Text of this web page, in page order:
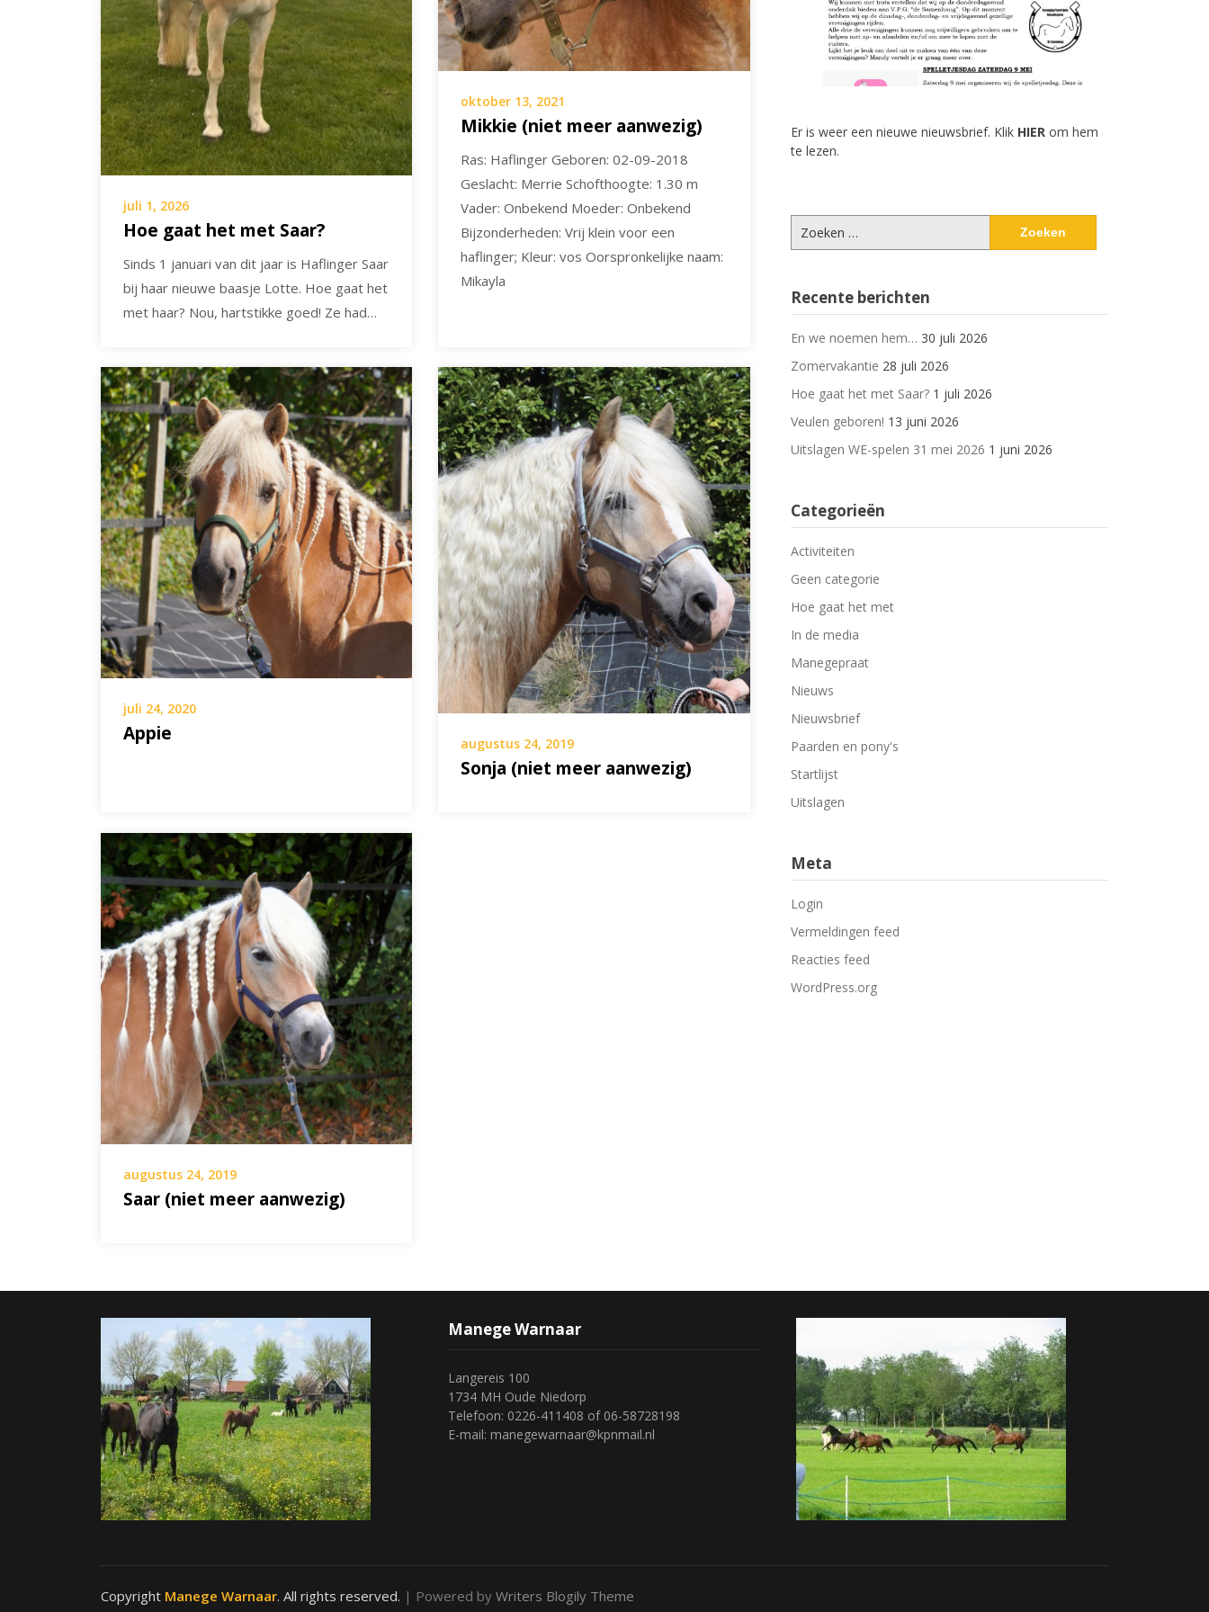
juli 1, 2026
Hoe gaat het met Saar?
Sinds 1 januari van dit jaar is Haflinger Saar
bij haar nieuwe baasje Lotte. Hoe gaat het
met haar? Nou, hartstikke goed! Ze had…
oktober 13, 2021
Mikkie (niet meer aanwezig)
Ras: Haflinger Geboren: 02-09-2018
Geslacht: Merrie Schofthoogte: 1.30 m
Vader: Onbekend Moeder: Onbekend
Bijzonderheden: Vrij klein voor een
haflinger; Kleur: vos Oorspronkelijke naam:
Mikayla
juli 24, 2020
Appie augustus 24, 2019
Sonja (niet meer aanwezig)
augustus 24, 2019
Saar (niet meer aanwezig)
Er is weer een nieuwe nieuwsbrief. Klik HIER om hem
te lezen.
naar:
Recente berichten
En we noemen hem… 30 juli 2026
Zomervakantie 28 juli 2026
Hoe gaat het met Saar? 1 juli 2026
Veulen geboren! 13 juni 2026
Uitslagen WE-spelen 31 mei 2026 1 juni 2026
Categorieën
Activiteiten
Geen categorie
Hoe gaat het met
In de media
Manegepraat
Nieuws
Nieuwsbrief
Paarden en pony's
Startlijst
Uitslagen
Meta
Login
Vermeldingen feed
Reacties feed
WordPress.org
Manege Warnaar
Langereis 100
1734 MH Oude Niedorp
Telefoon: 0226-411408 of 06-58728198
E-mail: manegewarnaar@kpnmail.nl
Copyright Manege Warnaar. All rights reserved. | Powered by Writers Blogily Theme